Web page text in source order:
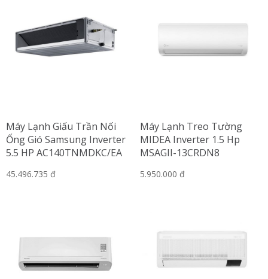
Máy Lạnh Giấu Trần Nối
Ống Gió Samsung Inverter
5.5 HP AC140TNMDKC/EA
45.496.735 đ
Máy Lạnh Treo Tường
MIDEA Inverter 1.5 Hp
MSAGII-13CRDN8
5.950.000 đ